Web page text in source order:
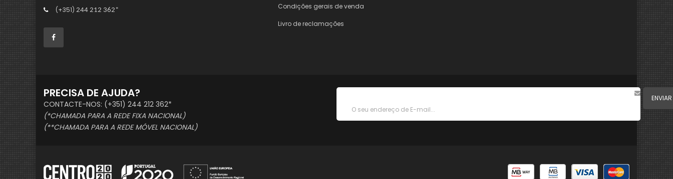
(+351) 244 212 362* Condições gerais de venda
Livro de reclamações
PRECISA DE AJUDA?
CONTACTE-NOS: (+351) 244 212 362*
(*CHAMADA PARA A REDE FIXA NACIONAL)
(**CHAMADA PARA A REDE MÓVEL NACIONAL)
ENVIAR